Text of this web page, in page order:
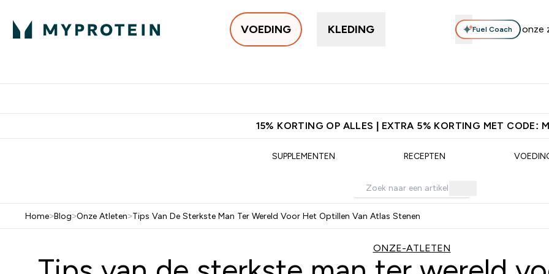
VOEDING KLEDING Fuel Coach
15% KORTING OP ALLES | EXTRA 5% KORTING MET CODE:
SUPPLEMENTEN RECEPTEN
Home>Blog>Onze Atleten>Tips Van De Sterkste Man Ter Wereld Voor Het Optillen Van Atlas Stenen
ONZE-ATLETEN